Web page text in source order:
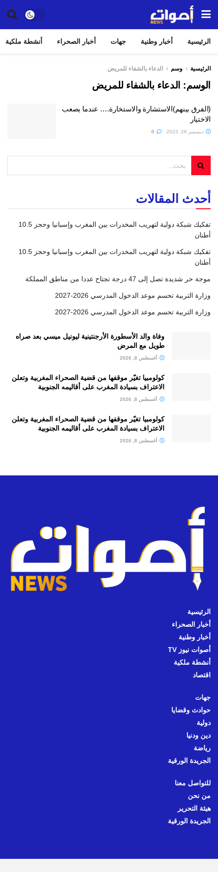
الرئيسية أخبار وطنية جهات أخبار الصحراء أنشطة ملكية
الرئيسية وسم الدعاء بالشفاء للمريض
الوسم: الدعاء بالشفاء للمريض
(الفرق بينهم)الاستشارة والاستخارة…. عندما يصعب
الاختيار
ديسمبر 26, 2023
أحدث المقالات
تفكيك شبكة دولية لتهريب المخدرات بين المغرب وإسبانيا وحجز 10.5
أطنان
تفكيك شبكة دولية لتهريب المخدرات بين المغرب وإسبانيا وحجز 10.5
أطنان
موجة حر شديدة تصل إلى 47 درجة تجتاح عددا من مناطق المملكة
وزارة التربية تحسم موعد الدخول المدرسي 2026-2027
وزارة التربية تحسم موعد الدخول المدرسي 2026-2027
وفاة والد الأسطورة الأرجنتينية ليونيل ميسي بعد صراه
طويل مع المرض
أغسطس 8, 2026
كولومبيا تغيّر موقفها من قضية الصحراء المغربية وتعلن
الاعتراف بسيادة المغرب على أقاليمه الجنوبية
أغسطس 8, 2026
كولومبيا تغيّر موقفها من قضية الصحراء المغربية وتعلن
الاعتراف بسيادة المغرب على أقاليمه الجنوبية
أغسطس 8, 2026
الرئيسية
أخبار الصحراء
أخبار وطنية
أصوات نيوز TV
أنشطة ملكية
اقتصاد
جهات
حوادث وقضايا
دولية
دين ودنيا
رياضة
الجريدة الورقية
للتواصل معنا
من نحن
هيئة التحرير
الجريدة الورقية